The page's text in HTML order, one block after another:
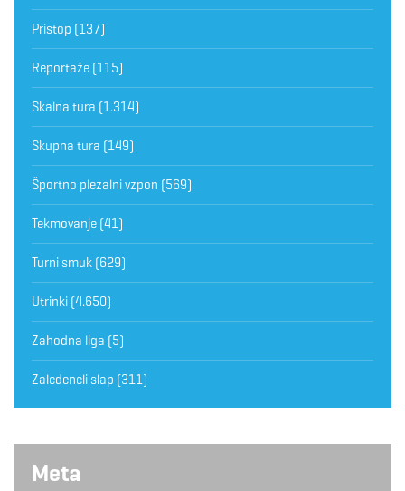
Pristop (137)
Reportaže (115)
Skalna tura (1.314)
Skupna tura (149)
Športno plezalni vzpon (569)
Tekmovanje (41)
Turni smuk (629)
Utrinki (4.650)
Zahodna liga (5)
Zaledeneli slap (311)
Meta